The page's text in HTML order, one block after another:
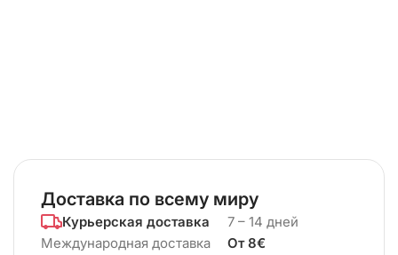
Доставка по всему миру
Курьерская доставка
Международная доставка
7 – 14 дней
От 8€